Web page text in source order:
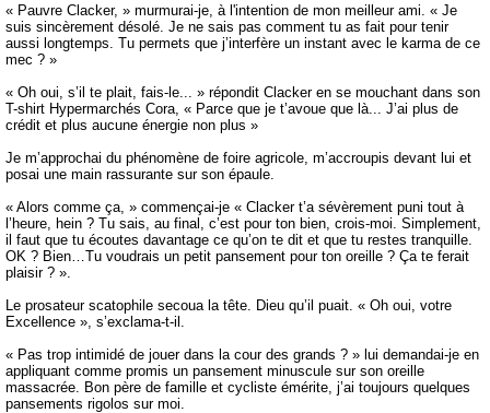
« Pauvre Clacker, » murmurai-je, à l'intention de mon meilleur ami. « Je
suis sincèrement désolé. Je ne sais pas comment tu as fait pour tenir
aussi longtemps. Tu permets que j’interfère un instant avec le karma de ce
mec ? »
« Oh oui, s’il te plait, fais-le... » répondit Clacker en se mouchant dans son
T-shirt Hypermarchés Cora, « Parce que je t’avoue que là... J’ai plus de
crédit et plus aucune énergie non plus »
Je m’approchai du phénomène de foire agricole, m’accroupis devant lui et
posai une main rassurante sur son épaule.
« Alors comme ça, » commençai-je « Clacker t’a sévèrement puni tout à
l’heure, hein ? Tu sais, au final, c’est pour ton bien, crois-moi. Simplement,
il faut que tu écoutes davantage ce qu’on te dit et que tu restes tranquille.
OK ? Bien…Tu voudrais un petit pansement pour ton oreille ? Ça te ferait
plaisir ? ».
Le prosateur scatophile secoua la tête. Dieu qu’il puait. « Oh oui, votre
Excellence », s’exclama-t-il.
« Pas trop intimidé de jouer dans la cour des grands ? » lui demandai-je en
appliquant comme promis un pansement minuscule sur son oreille
massacrée. Bon père de famille et cycliste émérite, j’ai toujours quelques
pansements rigolos sur moi.